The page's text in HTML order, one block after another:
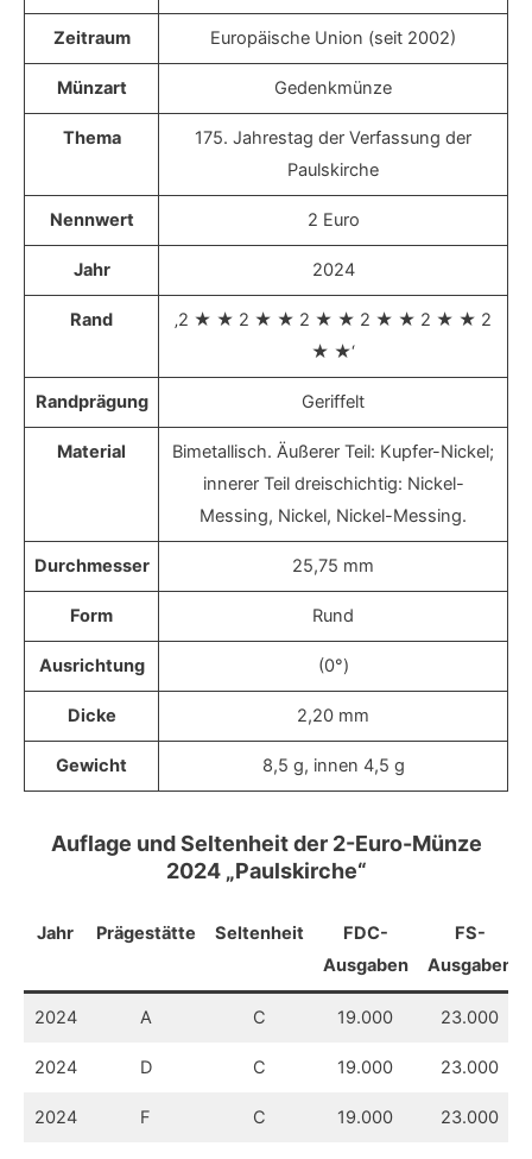
Zeitraum Europäische Union (seit 2002)
Münzart Gedenkmünze
Thema
175. Jahrestag der Verfassung der
Paulskirche
Nennwert 2 Euro
Jahr 2024
Rand
‚2 ★ ★ 2 ★ ★ 2 ★ ★ 2 ★ ★ 2 ★ ★ 2
★ ★‘
Randprägung Geriffelt
Material
Bimetallisch. Äußerer Teil: Kupfer-Nickel;
innerer Teil dreischichtig: Nickel-
Messing, Nickel, Nickel-Messing.
Durchmesser 25,75 mm
Form Rund
Ausrichtung (0°)
Dicke 2,20 mm
Gewicht 8,5 g, innen 4,5 g
Auflage und Seltenheit der 2-Euro-Münze
2024 „Paulskirche“
Jahr Prägestätte Seltenheit
FDC-
Ausgaben
FS-
Ausgaben
2024 A C 19.000 23.000
2024 D C 19.000 23.000
2024 F C 19.000 23.000